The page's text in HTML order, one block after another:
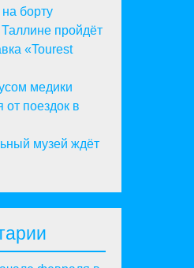
борту
пройдёт
«Tourest
медики
от поездок в
музей ждёт